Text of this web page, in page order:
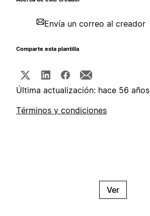
Envía un correo al creador
Comparte esta plantilla
Última actualización: hace 56 años
Términos y condiciones
Ver